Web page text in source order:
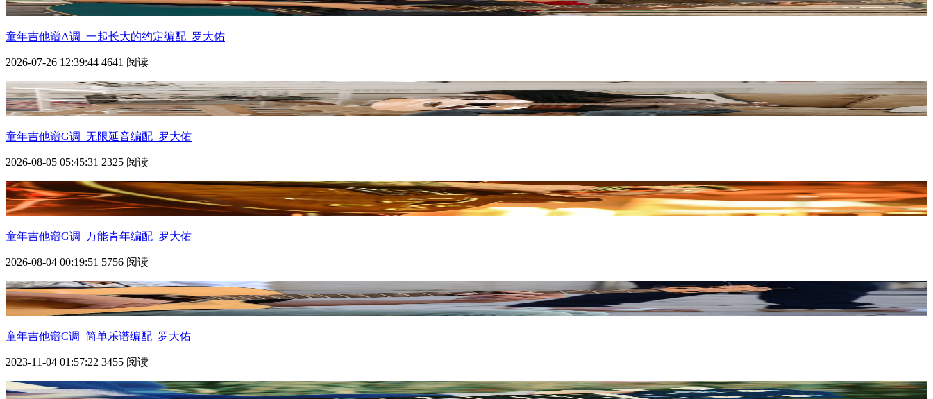
童年吉他谱A调_一起长大的约定编配_罗大佑
2026-07-26 12:39:44 4641 阅读
童年吉他谱G调_无限延音编配_罗大佑
2026-08-05 05:45:31 2325 阅读
童年吉他谱G调_万能青年编配_罗大佑
2026-08-04 00:19:51 5756 阅读
童年吉他谱C调_简单乐谱编配_罗大佑
2023-11-04 01:57:22 3455 阅读